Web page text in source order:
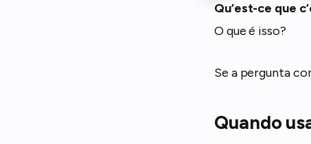
Qu’est-ce que
O que é isso?
Se a pergunta
Quando